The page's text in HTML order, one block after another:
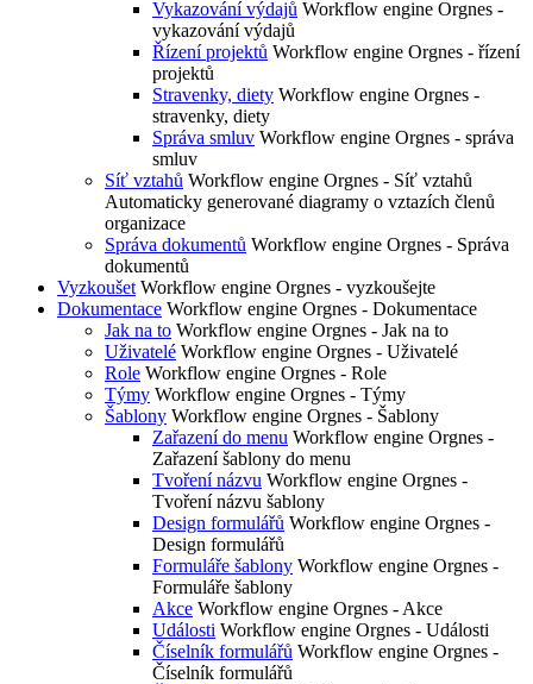
Vykazování výdajů Workflow engine Orgnes -
vykazování výdajů
Řízení projektů Workflow engine Orgnes - řízení
projektů
Stravenky, diety Workflow engine Orgnes -
stravenky, diety
Správa smluv Workflow engine Orgnes - správa
smluv
Síť vztahů Workflow engine Orgnes - Síť vztahů
Automaticky generované diagramy o vztazích členů
organizace
Správa dokumentů Workflow engine Orgnes - Správa
dokumentů
Vyzkoušet Workflow engine Orgnes - vyzkoušejte
Dokumentace Workflow engine Orgnes - Dokumentace
Jak na to Workflow engine Orgnes - Jak na to
Uživatelé Workflow engine Orgnes - Uživatelé
Role Workflow engine Orgnes - Role
Týmy Workflow engine Orgnes - Týmy
Šablony Workflow engine Orgnes - Šablony
Zařazení do menu Workflow engine Orgnes -
Zařazení šablony do menu
Tvoření názvu Workflow engine Orgnes -
Tvoření názvu šablony
Design formulářů Workflow engine Orgnes -
Design formulářů
Formuláře šablony Workflow engine Orgnes -
Formuláře šablony
Akce Workflow engine Orgnes - Akce
Události Workflow engine Orgnes - Události
Číselník formulářů Workflow engine Orgnes -
Číselník formulářů